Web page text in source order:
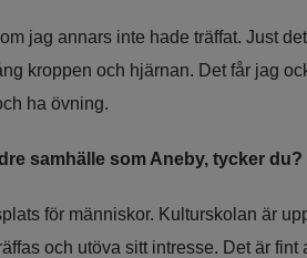
jag annars inte hade träffat. Just
kroppen och hjärnan. Det får jag
ha övning.
samhälle som Aneby, tycker du?
för människor. Kulturskolan är
och utöva sitt intresse. Det är fint